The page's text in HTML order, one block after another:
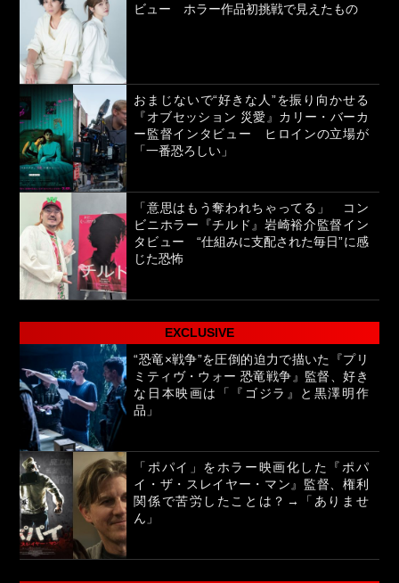
ビュー ホラー作品初挑戦で見えたもの
おまじないで“好きな人”を振り向かせる
『オブセッション 災愛』カリー・バーカ
ー監督インタビュー ヒロインの立場が
「一番恐ろしい」
「意思はもう奪われちゃってる」 コン
ビニホラー『チルド』岩崎裕介監督イン
タビュー “仕組みに支配された毎日”に感
じた恐怖
EXCLUSIVE
“恐竜×戦争”を圧倒的迫力で描いた『プリ
ミティヴ・ウォー 恐竜戦争』監督、好き
な日本映画は「『ゴジラ』と黒澤明作
品」
「ポパイ」をホラー映画化した『ポパ
イ・ザ・スレイヤー・マン』監督、権利
関係で苦労したことは？→「ありませ
ん」